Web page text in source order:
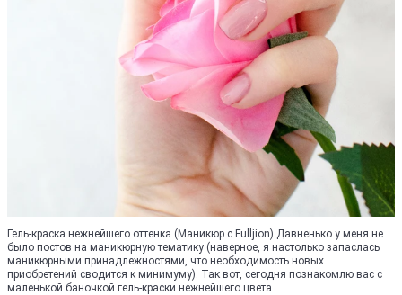
Гель-краска нежнейшего оттенка (Маникюр с Fulljion) Давненько у меня не
было постов на маникюрную тематику (наверное, я настолько запаслась
маникюрными принадлежностями, что необходимость новых
приобретений сводится к минимуму). Так вот, сегодня познакомлю вас с
маленькой баночкой гель-краски нежнейшего цвета.